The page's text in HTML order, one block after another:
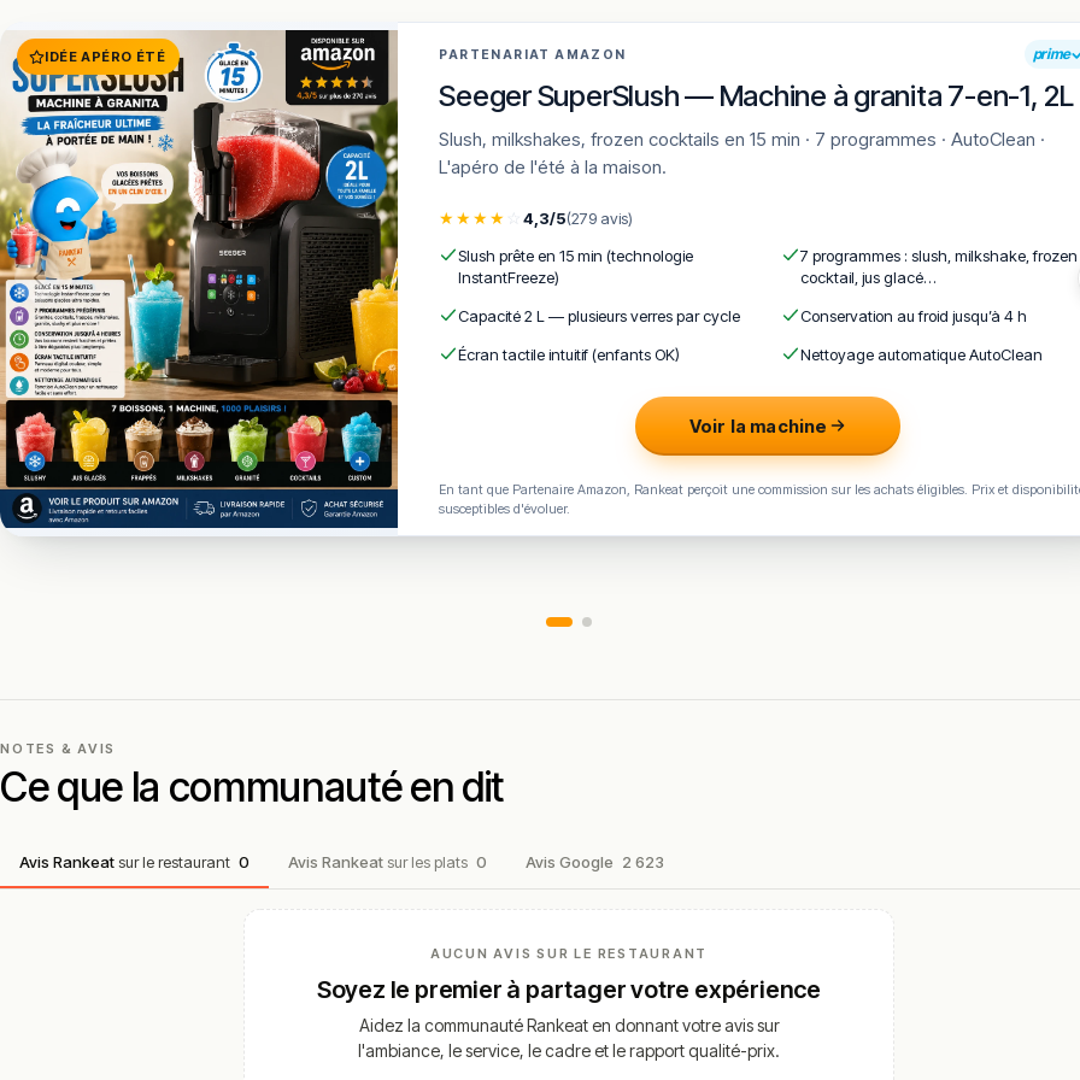
IDÉE APÉRO ÉTÉ PARTENARIAT AMAZON prime
Seeger SuperSlush — Machine à granita 7-en-1, 2L
Slush, milkshakes, frozen cocktails en 15 min · 7 programmes · AutoClean ·
L'apéro de l'été à la maison.
★★★★ ☆4,3/5(279 avis)
Slush prête en 15 min (technologie
InstantFreeze)
7 programmes : slush, milkshake, frozen
cocktail, jus glacé…
Capacité 2 L — plusieurs verres par cycle
Conservation au froid jusqu’à 4 h
Écran tactile intuitif (enfants OK)
Nettoyage automatique AutoClean
Voir la machine
En tant que Partenaire Amazon, Rankeat perçoit une commission sur les achats éligibles. Prix et
susceptibles d'évoluer.
NOTES & AVIS
Ce que la communauté en dit
Avis Rankeatsur le restaurant 0 Avis Rankeat sur les plats 0 Avis Google 2 623
AUCUN AVIS SUR LE RESTAURANT
Soyez le premier à partager votre expérience
Aidez la communauté Rankeat en donnant votre avis sur
l'ambiance, le service, le cadre et le rapport qualité-prix.